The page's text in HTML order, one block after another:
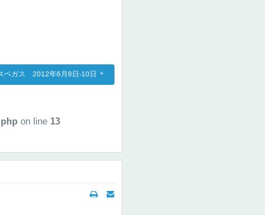
ベガス 2012年6月8日-10日
on line 13